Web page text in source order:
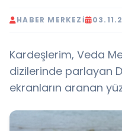
HABER MERKEZI
Kardeşlerim, Veda
dizilerinde parlayan
ekranların aranan